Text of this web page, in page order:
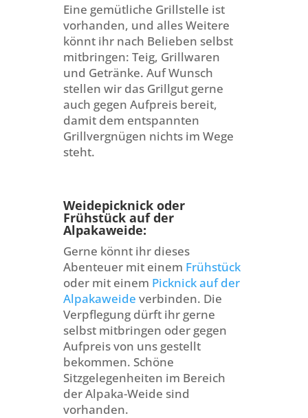
Eine gemütliche Grillstelle ist
vorhanden, und alles Weitere
könnt ihr nach Belieben selbst
mitbringen: Teig, Grillwaren
und Getränke. Auf Wunsch
stellen wir das Grillgut gerne
auch gegen Aufpreis bereit,
damit dem entspannten
Grillvergnügen nichts im Wege
steht.
Weidepicknick oder
Frühstück auf der
Alpakaweide:
Gerne könnt ihr dieses
Abenteuer mit einem Frühstück
oder mit einem Picknick auf der
Alpakaweide verbinden. Die
Verpflegung dürft ihr gerne
selbst mitbringen oder gegen
Aufpreis von uns gestellt
bekommen. Schöne
Sitzgelegenheiten im Bereich
der Alpaka-Weide sind
vorhanden.